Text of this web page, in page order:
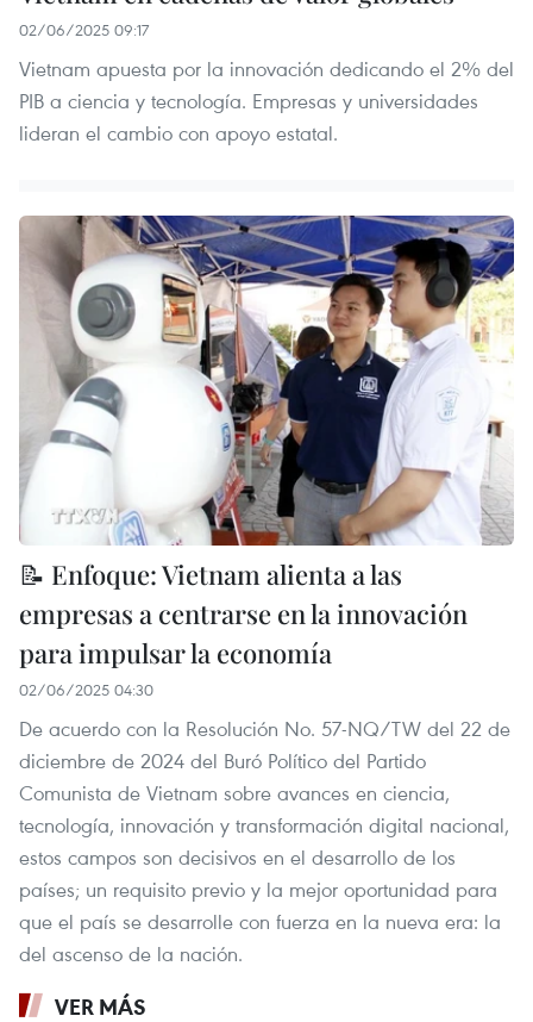
02/06/2025 09:17
Vietnam apuesta por la innovación dedicando el 2% del
PIB a ciencia y tecnología. Empresas y universidades
lideran el cambio con apoyo estatal.
📝 Enfoque: Vietnam alienta a las
empresas a centrarse en la innovación
para impulsar la economía
02/06/2025 04:30
De acuerdo con la Resolución No. 57-NQ/TW del 22 de
diciembre de 2024 del Buró Político del Partido
Comunista de Vietnam sobre avances en ciencia,
tecnología, innovación y transformación digital nacional,
estos campos son decisivos en el desarrollo de los
países; un requisito previo y la mejor oportunidad para
que el país se desarrolle con fuerza en la nueva era: la
del ascenso de la nación.
VER MÁS